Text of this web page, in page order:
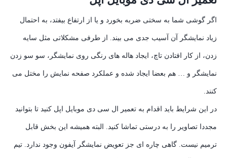
اگر گوشی شما به سختی ضربه بخورد و یا از ارتفاع بیفتد، به احتمال
زیاد نمایشگر آن آسیب جدی می بیند. از طرفی مشکلاتی مثل سایه
زدن، از کار افتادن تاچ، ایجاد هاله های رنگی روی نمایشگر، سو سو زدن
نمایشگر و … هم بعضا ایجاد شده و عملکرد صفحه نمایش را مختل می
کنند.
در این شرایط باید اقدام به تعمیر ال سی دی موبایل اپل کنید تا بتوانید
مجددا تصاویر را به درستی تماشا کنید. البته همیشه این بخش قابل
ترمیم نیست. گاهی چاره ای جز تعویض نمایشگر آیفون وجود ندارد. تیم